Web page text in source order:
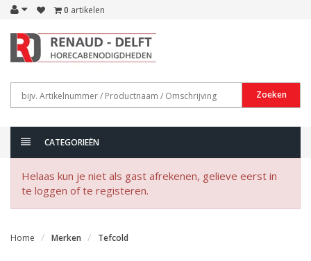
0 artikelen
Zoeken
CATEGORIEËN
Helaas kun je niet als gast afrekenen, gelieve eerst in
te loggen of te registeren.
Home Merken Tefcold